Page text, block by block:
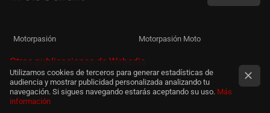
Motorpasión Motorpasión Moto
Otras publicaciones de Webedia
Utilizamos cookies de terceros para generar estadísticas de
audiencia y mostrar publicidad personalizada analizando tu
navegación. Si sigues navegando estarás aceptando su uso. Más
información